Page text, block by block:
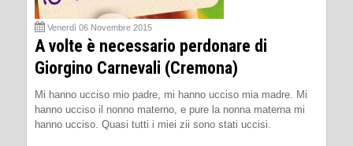
Venerdì 06 Novembre 2015
A volte è necessario perdonare di
Giorgino Carnevali (Cremona)
Mi hanno ucciso mio padre, mi hanno ucciso mia madre. Mi
hanno ucciso il nonno materno, e pure la nonna materna mi
hanno ucciso. Quasi tutti i miei zii sono stati uccisi.